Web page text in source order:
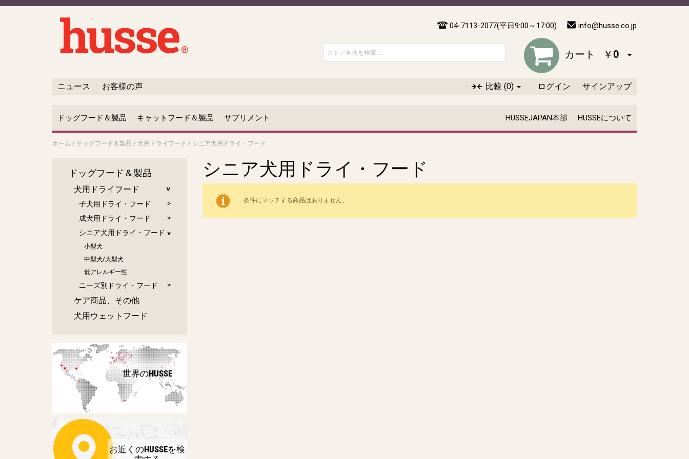
04-7113-2077(平日9:00～17:00) info@husse.co.jp
カート ￥0
比較 (0) ログイン サインアップ
ニュース お客様の声
ドッグフード＆製品 キャットフード＆製品 サプリメント HUSSEJAPAN本部 HUSSEについて
ホーム / ドッグフード＆製品 / 犬用ドライフード / シニア犬用ドライ・フード
シニア犬用ドライ・フード
条件にマッチする商品はありません。
ドッグフード＆製品
犬用ドライフード
子犬用ドライ・フード
成犬用ドライ・フード
シニア犬用ドライ・フード
小型犬
中型犬/大型犬
低アレルギー性
ニーズ別ドライ・フード
ケア商品、その他
犬用ウェットフード
世界のHUSSE
お近くのHUSSEを検